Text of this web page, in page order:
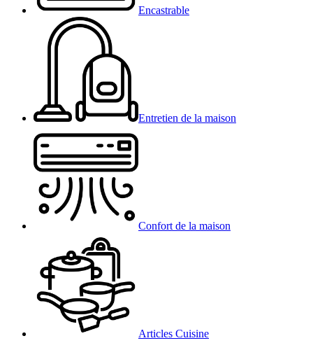
Encastrable
Entretien de la maison
Confort de la maison
Articles Cuisine